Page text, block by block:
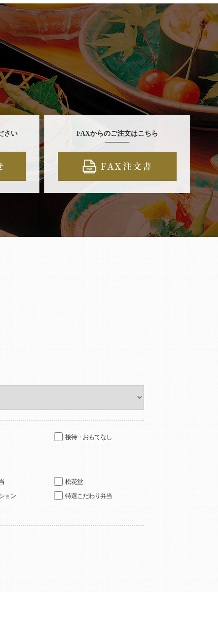
さい FAXからのご注文はこちら
接待・おもてなし
松花堂
ョン
特選こだわり弁当